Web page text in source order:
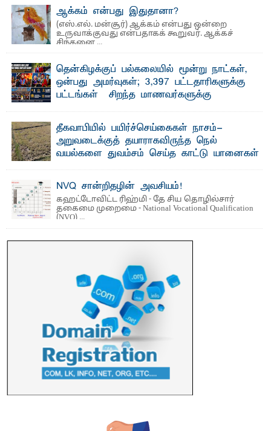
ஆக்கம் என்பது இதுதானா?
(எஸ்.எல். மன்சூர்) ஆக்கம் என்பது ஒன்றை
உருவாக்குவது என்பதாகக் கூறுவர். ஆக்கச்
சிந்தனை ...
தென்கிழக்குப் பல்கலையில் மூன்று நாட்கள்,
ஒன்பது அமர்வுகள்; 3,397 பட்டதாரிகளுக்கு
பட்டங்கள் – சிறந்த மாணவர்களுக்கு
மற்றும் சிறப்புப் பரிசுகள்
எம்.வை. அமீர்- ஒ லுவிலில் அமைந்துள்ள தென்கிழக்குப்
பல்கலைக்கழகத்தின் 18ஆவது பொதுப் பட்டமளிப்பு விழா ...
தீகவாபியில் பயிர்ச்செய்கைகள் நாசம்-
அறுவடைக்குத் தயாராகவிருந்த நெல்
வயல்களை துவம்சம் செய்த காட்டு யானைகள்
காணப்பட்ட பல ...NVQ சான்றிதழின் அவசியம்!
கஹட்டோவிட்ட ரிஹ்மி - தே சிய தொழில்சார்
தகைமை முறைமை - National Vocational Qualification
(NVQ) ...